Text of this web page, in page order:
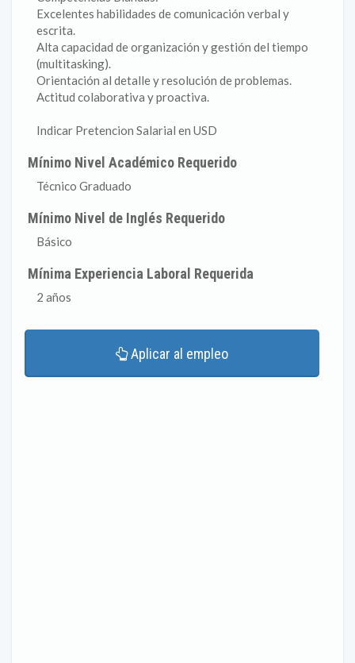
Excelentes habilidades de comunicación verbal y
escrita.
Alta capacidad de organización y gestión del tiempo
(multitasking).
Orientación al detalle y resolución de problemas.
Actitud colaborativa y proactiva.
Indicar Pretencion Salarial en USD
Mínimo Nivel Académico Requerido
Técnico Graduado
Mínimo Nivel de Inglés Requerido
Básico
Mínima Experiencia Laboral Requerida
2 años
Aplicar al empleo